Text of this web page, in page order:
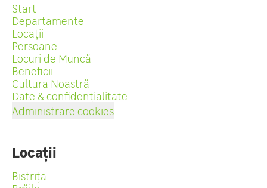
Start
Departamente
Locații
Persoane
Locuri de Muncă
Beneficii
Cultura Noastră
Date & confidențialitate
Administrare cookies
Locații
Bistrița